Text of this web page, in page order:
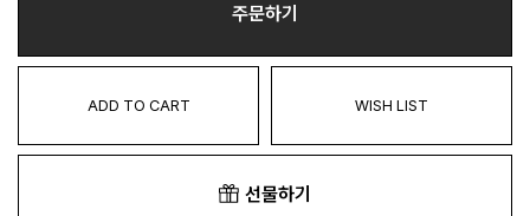
주문하기
ADD TO CART WISH LIST
선물하기